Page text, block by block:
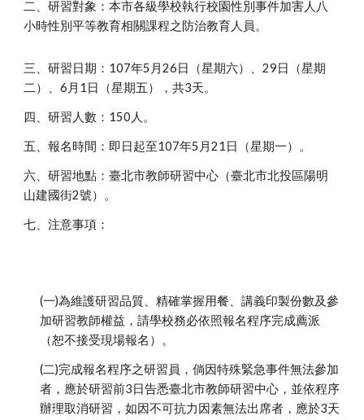
二、研習對象：本市各級學校執行校園性別事件加害人八
小時性別平等教育相關課程之防治教育人員。
三、研習日期：107年5月26日（星期六）、29日（星期
二）、6月1日（星期五），共3天。
四、研習人數：150人。
五、報名時間：即日起至107年5月21日（星期一）。
六、研習地點：臺北市教師研習中心（臺北市北投區陽明
山建國街2號）。
七、注意事項：
(一)為維護研習品質、精確掌握用餐、講義印製份數及參
加研習教師權益，請學校務必依照報名程序完成薦派
（恕不接受現場報名）。
(二)完成報名程序之研習員，倘因特殊緊急事件無法參加
者，應於研習前3日告悉臺北市教師研習中心，並依程序
辦理取消研習，如因不可抗力因素無法出席者，應於3天